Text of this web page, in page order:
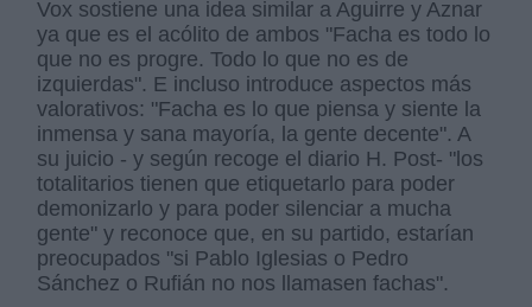
Vox sostiene una idea similar a Aguirre y Aznar
ya que es el acólito de ambos "Facha es todo lo
que no es progre. Todo lo que no es de
izquierdas". E incluso introduce aspectos más
valorativos: "Facha es lo que piensa y siente la
inmensa y sana mayoría, la gente decente". A
su juicio - y según recoge el diario H. Post- "los
totalitarios tienen que etiquetarlo para poder
demonizarlo y para poder silenciar a mucha
gente" y reconoce que, en su partido, estarían
preocupados "si Pablo Iglesias o Pedro
Sánchez o Rufián no nos llamasen fachas".